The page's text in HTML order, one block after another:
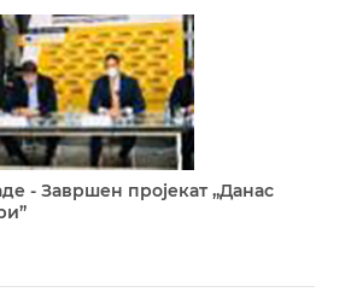
- Завршен пројекат „Данас